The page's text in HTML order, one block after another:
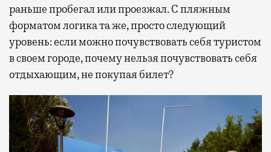
раньше пробегал или проезжал. С пляжным
форматом логика та же, просто следующий
уровень: если можно почувствовать себя туристом
в своем городе, почему нельзя почувствовать себя
отдыхающим, не покупая билет?